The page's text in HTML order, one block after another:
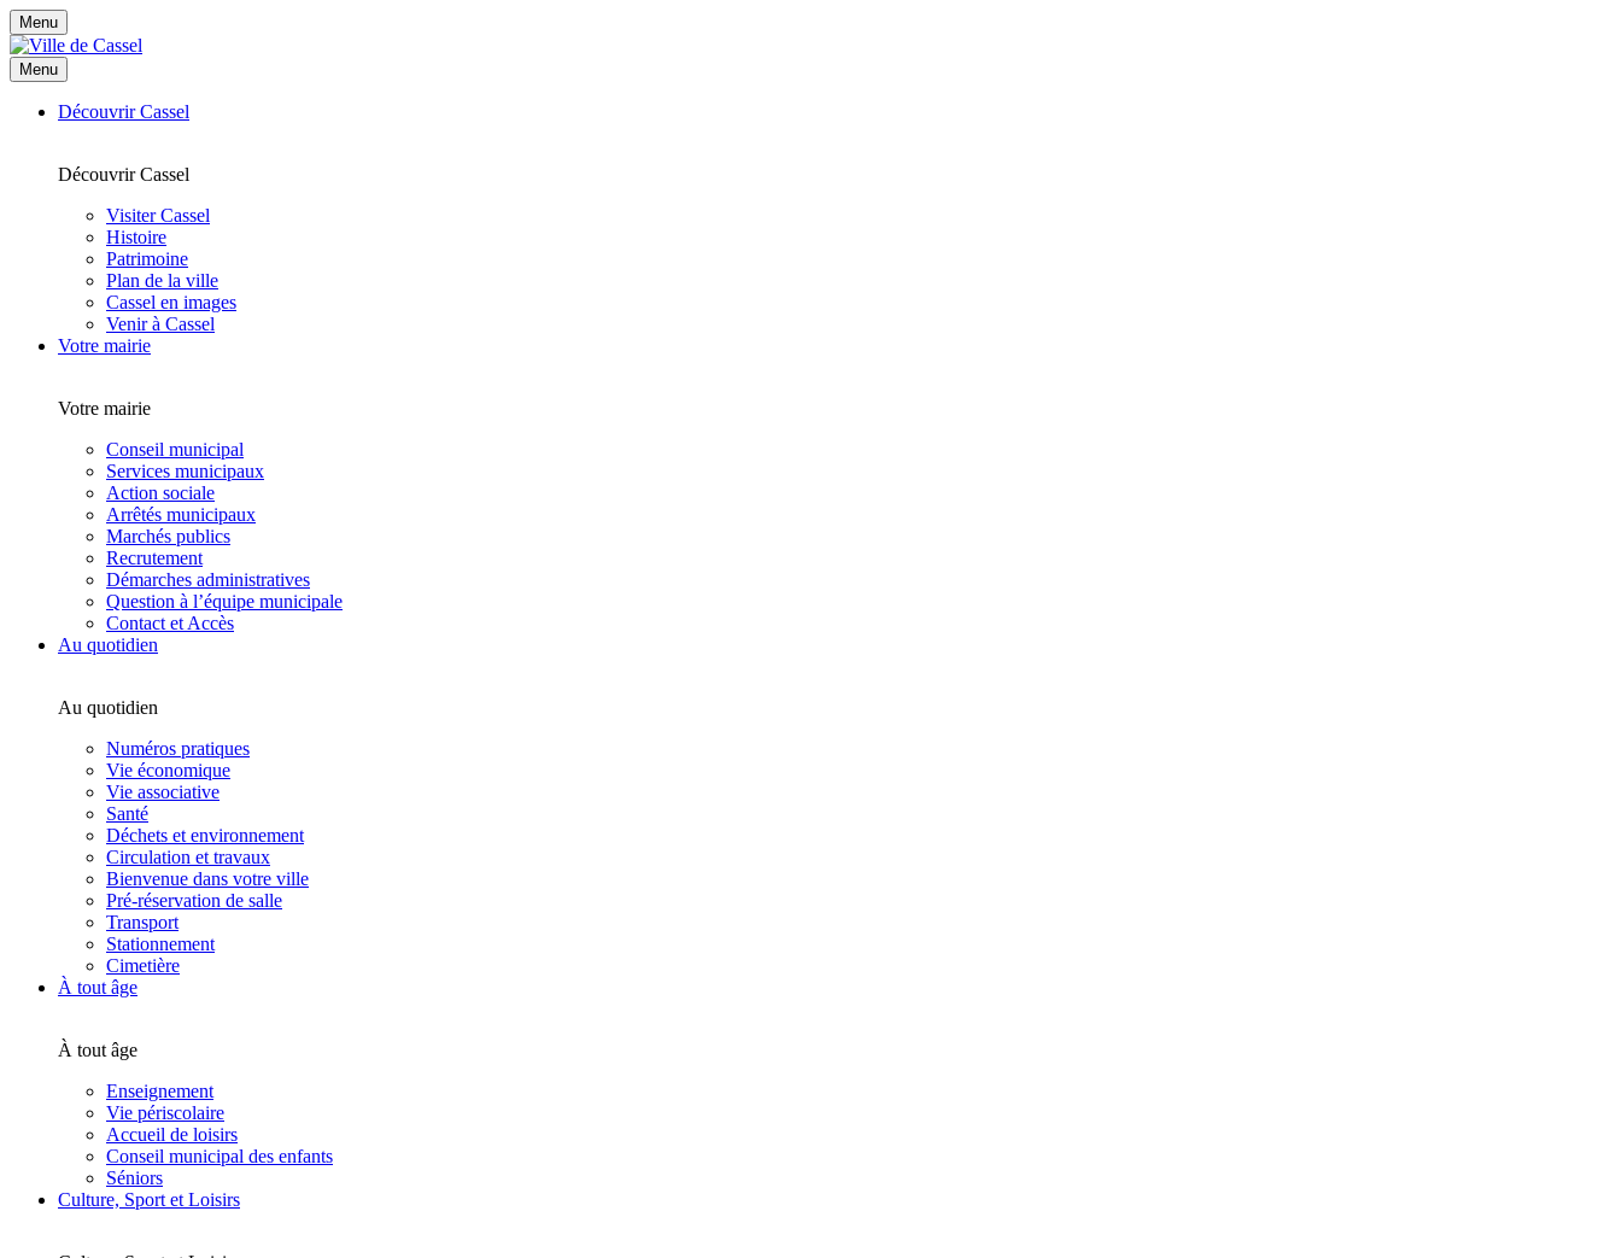
Menu
Menu
Découvrir Cassel
Découvrir Cassel
Visiter Cassel
Histoire
Patrimoine
Plan de la ville
Cassel en images
Venir à Cassel
Votre mairie
Votre mairie
Conseil municipal
Services municipaux
Action sociale
Arrêtés municipaux
Marchés publics
Recrutement
Démarches administratives
Question à l’équipe municipale
Contact et Accès
Au quotidien
Au quotidien
Numéros pratiques
Vie économique
Vie associative
Santé
Déchets et environnement
Circulation et travaux
Bienvenue dans votre ville
Pré-réservation de salle
Transport
Stationnement
Cimetière
À tout âge
À tout âge
Enseignement
Vie périscolaire
Accueil de loisirs
Conseil municipal des enfants
Séniors
Culture, Sport et Loisirs